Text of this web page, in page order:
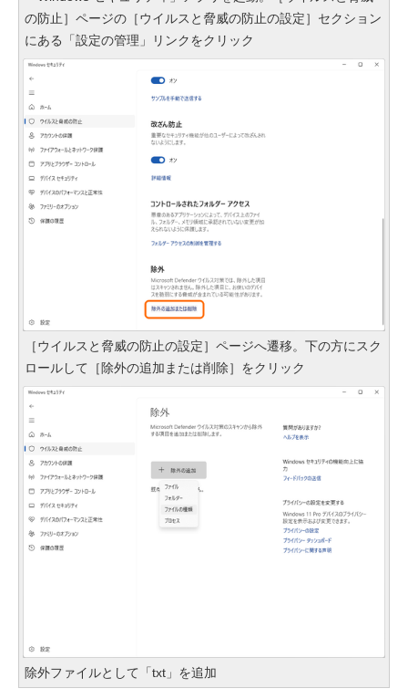
の防止］ページの［ウイルスと脅威の防止の設定］セクション
にある「設定の管理」リンクをクリック
［ウイルスと脅威の防止の設定］ページへ遷移。下の方にスク
ロールして［除外の追加または削除］をクリック
除外ファイルとして「txt」を追加